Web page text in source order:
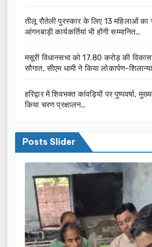
तीलू रौतेली पुरस्कार के लिए 13 महिलाओं
आंगनबाड़ी कार्यकर्तियां भी होंगी सम्मानित…
मसूरी विधानसभा को 17.80 करोड़ की
सौगात, सीएम धामी ने किया लोकार्पण-
हरिद्वार में शिवभक्त कांवड़ियों पर पुष्पवर्षा,
किया चरण प्रक्षालन…
Posts Slider